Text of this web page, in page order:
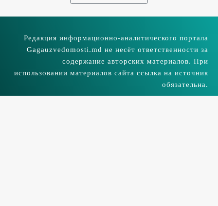
Редакция информационно-аналитического портала
Gagauzvedomosti.md не несёт ответственности за
содержание авторских материалов. При
использовании материалов сайта ссылка на источник
обязательна.